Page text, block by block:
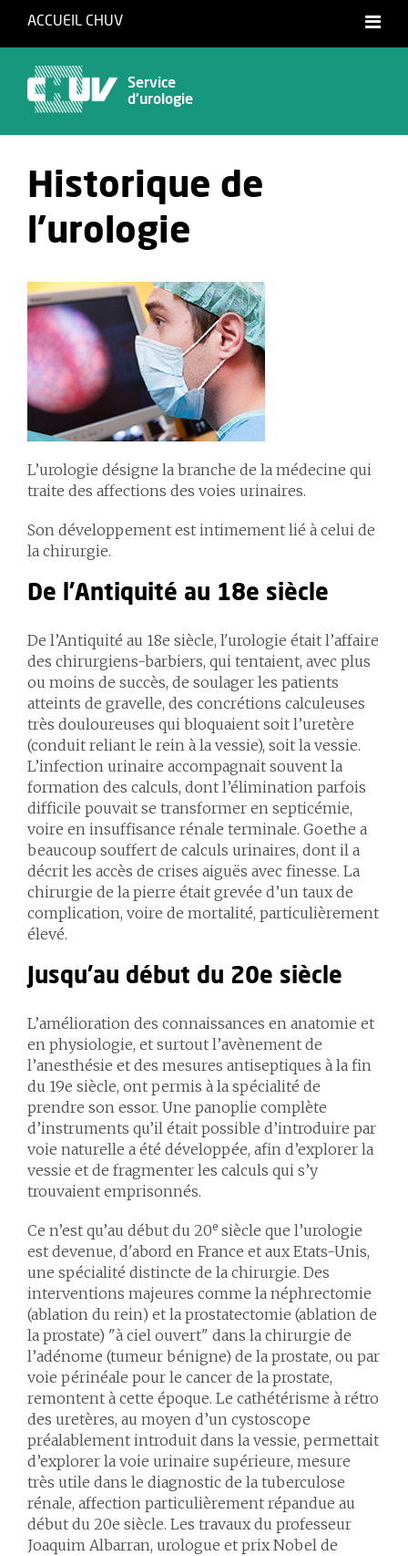
ACCUEIL CHUV
Service
d'urologie
Historique de
l'urologie
L’urologie désigne la branche de la médecine qui
traite des affections des voies urinaires.
Son développement est intimement lié à celui de
la chirurgie.
De l'Antiquité au 18e siècle
De l’Antiquité au 18e siècle, l'urologie était l’affaire
des chirurgiens-barbiers, qui tentaient, avec plus
ou moins de succès, de soulager les patients
atteints de gravelle, des concrétions calculeuses
très douloureuses qui bloquaient soit l’uretère
(conduit reliant le rein à la vessie), soit la vessie.
L’infection urinaire accompagnait souvent la
formation des calculs, dont l’élimination parfois
difficile pouvait se transformer en septicémie,
voire en insuffisance rénale terminale. Goethe a
beaucoup souffert de calculs urinaires, dont il a
décrit les accès de crises aiguës avec finesse. La
chirurgie de la pierre était grevée d’un taux de
complication, voire de mortalité, particulièrement
élevé.
Jusqu'au début du 20e siècle
L’amélioration des connaissances en anatomie et
en physiologie, et surtout l’avènement de
l’anesthésie et des mesures antiseptiques à la fin
du 19e siècle, ont permis à la spécialité de
prendre son essor. Une panoplie complète
d’instruments qu’il était possible d’introduire par
voie naturelle a été développée, afin d’explorer la
vessie et de fragmenter les calculs qui s’y
trouvaient emprisonnés.
Ce n’est qu’au début du 20e siècle que l’urologie
est devenue, d'abord en France et aux Etats-Unis,
une spécialité distincte de la chirurgie. Des
interventions majeures comme la néphrectomie
(ablation du rein) et la prostatectomie (ablation de
la prostate) "à ciel ouvert" dans la chirurgie de
l’adénome (tumeur bénigne) de la prostate, ou par
voie périnéale pour le cancer de la prostate,
remontent à cette époque. Le cathétérisme à rétro
des uretères, au moyen d’un cystoscope
préalablement introduit dans la vessie, permettait
d’explorer la voie urinaire supérieure, mesure
très utile dans le diagnostic de la tuberculose
rénale, affection particulièrement répandue au
début du 20e siècle. Les travaux du professeur
Joaquim Albarran, urologue et prix Nobel de